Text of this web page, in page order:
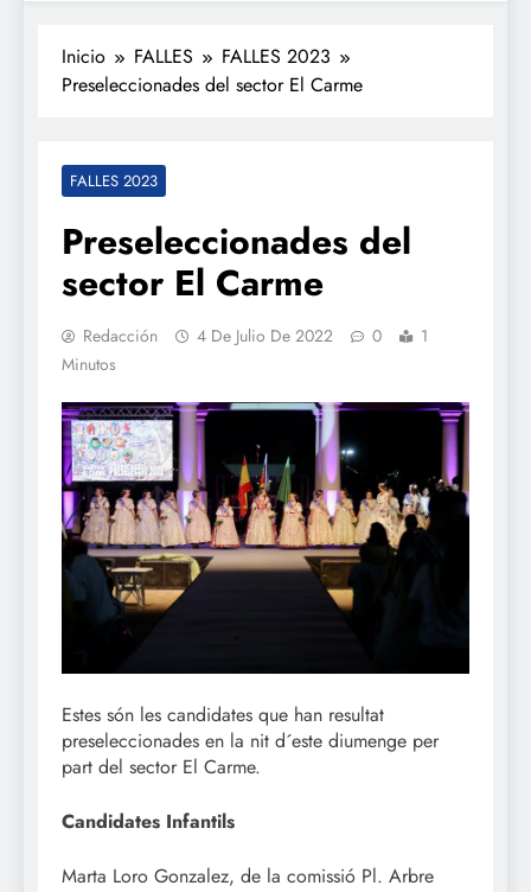
Inicio FALLES
FALLES 2023
Preseleccionades del sector El Carme
FALLES 2023
Preseleccionades del
sector El Carme
Redacción 4 De Julio De 2022 0
1
Minutos
Estes són les candidates que han resultat
preseleccionades en la nit d´este diumenge per
part del sector El Carme.
Candidates Infantils
Marta Loro Gonzalez, de la comissió Pl. Arbre